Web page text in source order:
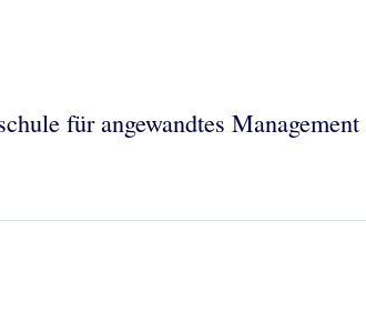
für angewandtes